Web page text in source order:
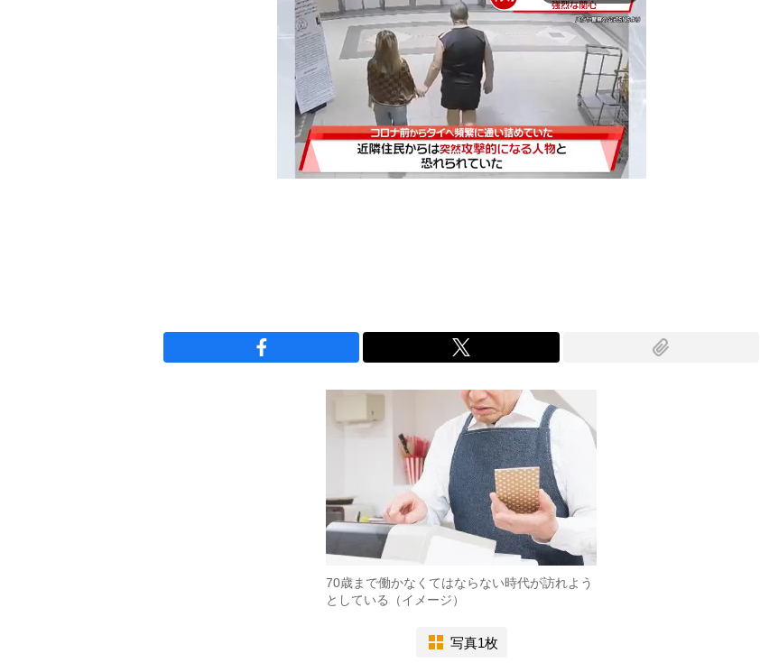
70歳まで働かなくてはならない時代が訪れよう
としている（イメージ）
写真1枚